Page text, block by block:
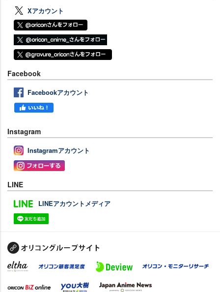
Xアカウント
Facebook
Facebookアカウント
Instagram
Instagramアカウント
LINE
LINEアカウントメディア